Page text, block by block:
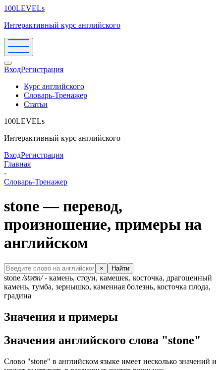
100LEVELs
Интерактивный курс английского
ВходРегистрация
Курс английского
Словарь-Тренажер
Статьи
100LEVELs
Интерактивный курс английского
ВходРегистрация
Главная
-
Словарь-Тренажер
stone — перевод,
произношение, примеры на
английском
× Найти
stone /stəʊn/- камень, стоун, камешек, косточка, драгоценный
камень, тумба, зернышко, каменная болезнь, косточка плода,
градина
Значения и примеры
Значения английского слова "stone"
Слово "stone" в английском языке имеет несколько значений и